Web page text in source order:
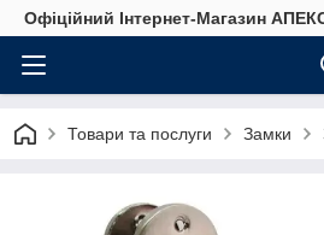
Офіційний Інтернет-Магазин
Товари та послуги Замки